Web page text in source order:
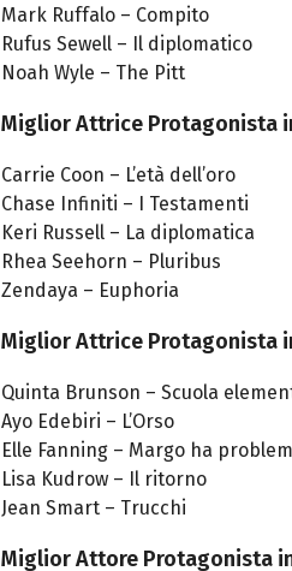
Mark Ruffalo – Compito
Rufus Sewell – Il diplomatico
Noah Wyle – The Pitt
Miglior Attrice Protagonista
Carrie Coon – L’età dell’oro
Chase Infiniti – I Testamenti
Keri Russell – La diplomatica
Rhea Seehorn – Pluribus
Zendaya – Euphoria
Miglior Attrice Protagonista
Quinta Brunson – Scuola
Ayo Edebiri – L’Orso
Elle Fanning – Margo ha
Lisa Kudrow – Il ritorno
Jean Smart – Trucchi
Miglior Attore Protagonista